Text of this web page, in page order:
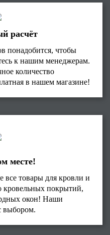
расчёт
понадобится, чтобы
к нашим менеджерам.
количество
в нашем магазине!
месте!
все товары для кровли и
кровельных покрытий,
окон! Наши
выбором.